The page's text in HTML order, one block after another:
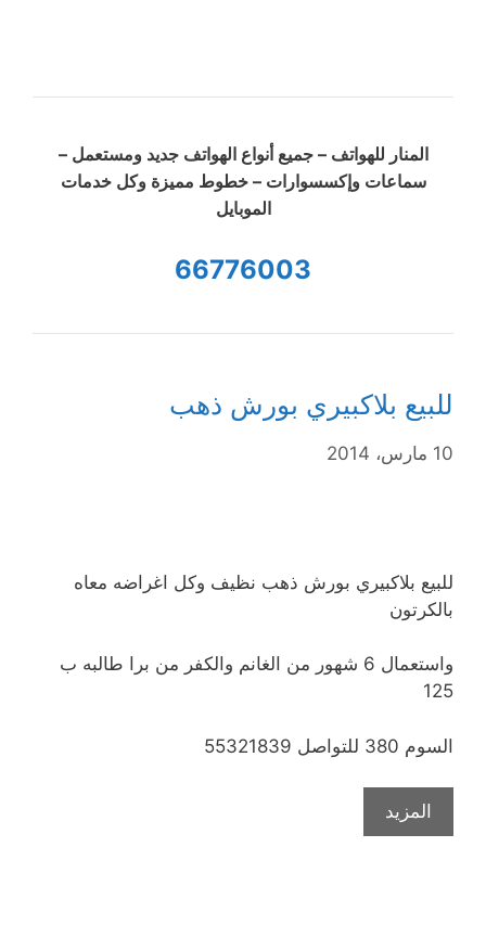
المنار للهواتف – جميع أنواع الهواتف جديد ومستعمل –
سماعات وإكسسوارات – خطوط مميزة وكل خدمات
الموبايل
66776003
للبيع بلاكبيري بورش ذهب
10 مارس، 2014
للبيع بلاكبيري بورش ذهب نظيف وكل اغراضه معاه
بالكرتون
واستعمال 6 شهور من الغانم والكفر من برا طالبه ب
125
السوم 380 للتواصل 55321839
المزيد